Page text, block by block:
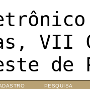
VII
de
PESQUISA